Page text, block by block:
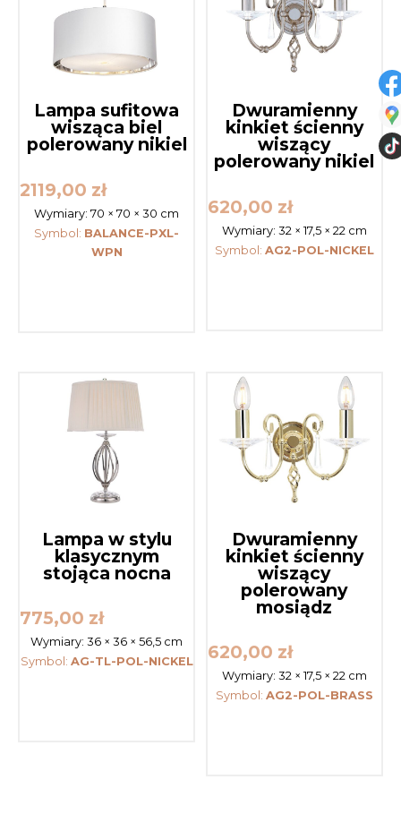
Lampa sufitowa
wisząca biel
polerowany nikiel
2119,00 zł
Wymiary:70 × 70 × 30 cm
Symbol: BALANCE-PXL-
WPN
Dwuramienny
kinkiet ścienny
wiszący
polerowany nikiel
620,00 zł
Wymiary: 32 × 17,5 × 22 cm
Symbol: AG2-POL-NICKEL
Lampa w stylu
klasycznym
stojąca nocna
775,00 zł
Wymiary:36 × 36 × 56,5 cm
Symbol: AG-TL-POL-NICKEL
Dwuramienny
kinkiet ścienny
wiszący
polerowany
mosiądz
620,00 zł
Wymiary: 32 × 17,5 × 22 cm
Symbol: AG2-POL-BRASS